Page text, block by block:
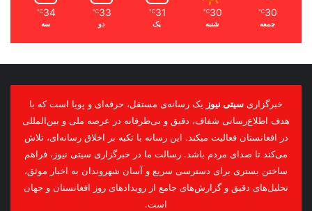
30
℃
جمعه
30
℃
شنبه
31
℃
یک
33
℃
دو
34
℃
سه
خبرگزاری سیتی نیوز یک رسانه‌ی مستقل، حرفه‌ای و پویا است که با
هدف اطلاع‌رسانی شفاف، دقیق و بی‌طرفانه در عرصه ملی و بین‌المللی
در افغانستان فعالیت میکند. این رسانه با تکیه بر اخلاق رسانه‌ای، تلاش
می‌کند تا صدای مردم باشد. رسالت ما در خبرگزاری سیتی نیوز، فراهم
ساختن بستری برای دسترسی سریع و آسان شهروندان به اخبار موثق،
تحلیل‌های دقیق و گزارش‌های جامع از رویدادهای روز افغانستان و جهان
است.